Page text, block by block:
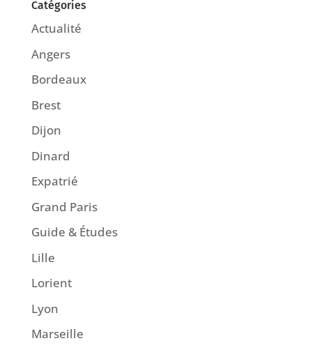
Catégories
Actualité
Angers
Bordeaux
Brest
Dijon
Dinard
Expatrié
Grand Paris
Guide & Études
Lille
Lorient
Lyon
Marseille